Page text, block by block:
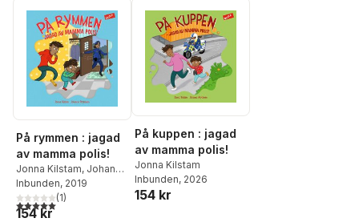
På rymmen : jagad
av mamma polis!
Jonna Kilstam, Johanna
Arpiainen
Inbunden, 2019
5,0utav 5 stjärnor. Totalt antal röster:
(1)
154 kr
På kuppen : jagad
av mamma polis!
Jonna Kilstam
Inbunden, 2026
154 kr